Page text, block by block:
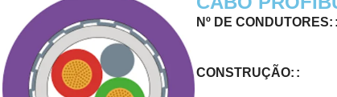
Nº DE CONDUTORES:
CONSTRUÇÃO: